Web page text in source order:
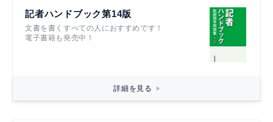
記者ハンドブック第14版
文書を書くすべての人におすすめです！
電子書籍も発売中！
詳細を見る